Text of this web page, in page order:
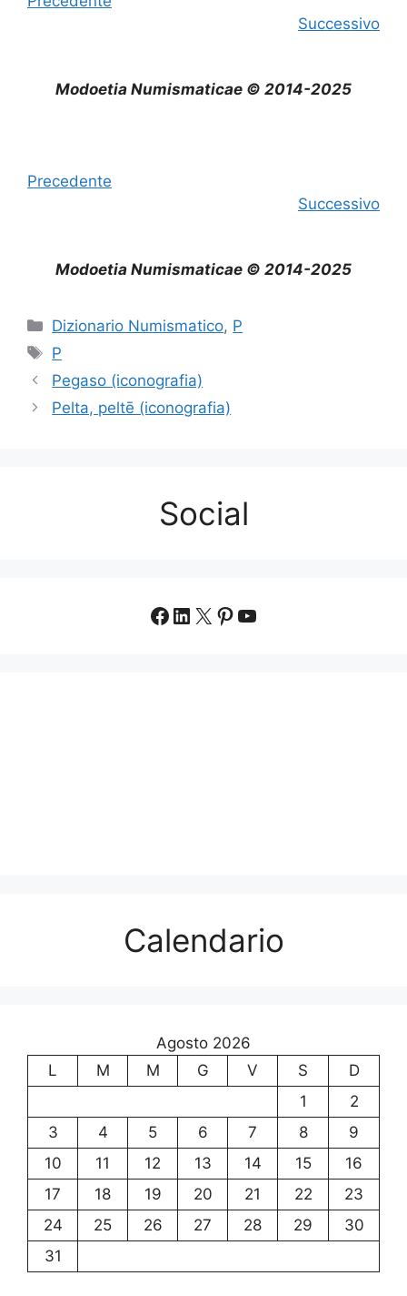
Successivo
Modoetia Numismaticae © 2014-2025
Precedente
Successivo
Modoetia Numismaticae © 2014-2025
Categorie
Dizionario Numismatico, P
Tag
P
Pegaso (iconografia)
Pelta, peltē (iconografia)
Social
Facebook
LinkedIn
X Pinterest
YouTube
Calendario
Agosto 2026
L
M M G V S
D
1
2
3
4 5 6 7 8
9
10
11 12 13 14 15
16
17
18 19 20 21 22
23
24
25 26 27 28 29
30
31